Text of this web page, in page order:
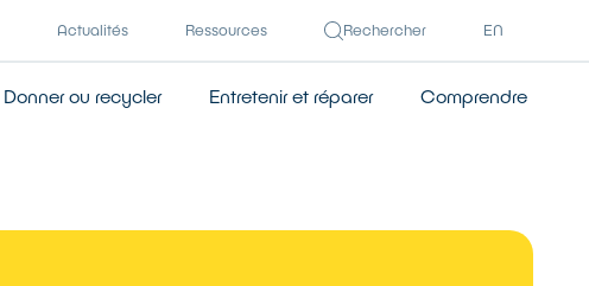
Actualités Ressources Rechercher EN
Donner ou recycler Entretenir et réparer Comprendre